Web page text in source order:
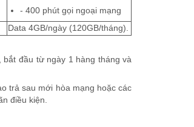
- 400 phút gọi ngoại mạng
Data 4GB/ngày (120GB/tháng).
đầu từ ngày 1 hàng tháng và
trả sau mới hòa mạng hoặc các
điều kiện.